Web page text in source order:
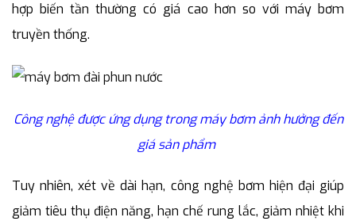
hợp biến tần thường có giá cao hơn so với máy bơm
truyền thống.
Công nghệ được ứng dụng trong máy bơm ảnh hưởng đến
giá sản phẩm
Tuy nhiên, xét về dài hạn, công nghệ bơm hiện đại giúp
giảm tiêu thụ điện năng, hạn chế rung lắc, giảm nhiệt khi